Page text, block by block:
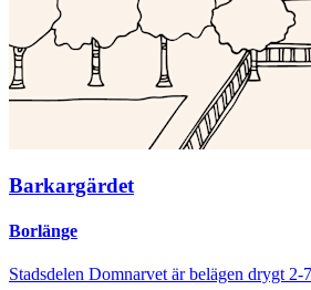
Barkargärdet
Borlänge
Stadsdelen Domnarvet är belägen drygt 2-